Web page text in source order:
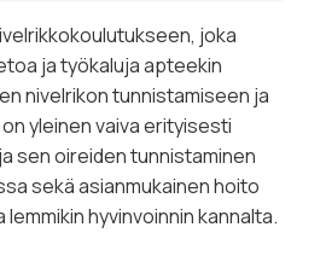
joka
ja työkaluja apteekin
nivelrikon tunnistamiseen ja
yleinen vaiva erityisesti
sen oireiden tunnistaminen
sekä asianmukainen hoito
hyvinvoinnin kannalta.